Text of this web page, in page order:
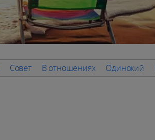
Совет В отношениях Одинокий